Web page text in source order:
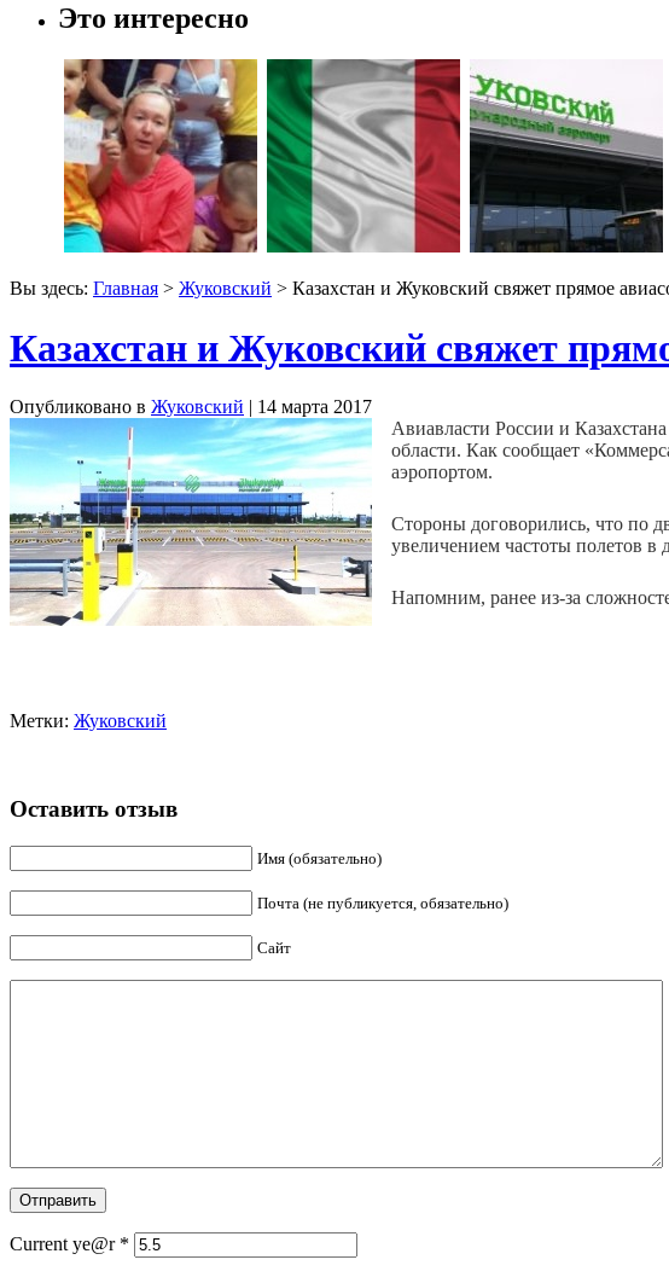
Это интересно
Вы здесь: Главная > Жуковский > Казахстан и Жуковский свяжет прямое
Казахстан и Жуковский свяжет
Опубликовано в Жуковский | 14 марта 2017
Авиавласти России и
области. Как сообщает
аэропортом.
Стороны договорились, что по
увеличением частоты полетов в
Напомним, ранее из-за
Метки: Жуковский
Оставить отзыв
Имя (обязательно)
Почта (не публикуется, обязательно)
Сайт
Current ye@r *